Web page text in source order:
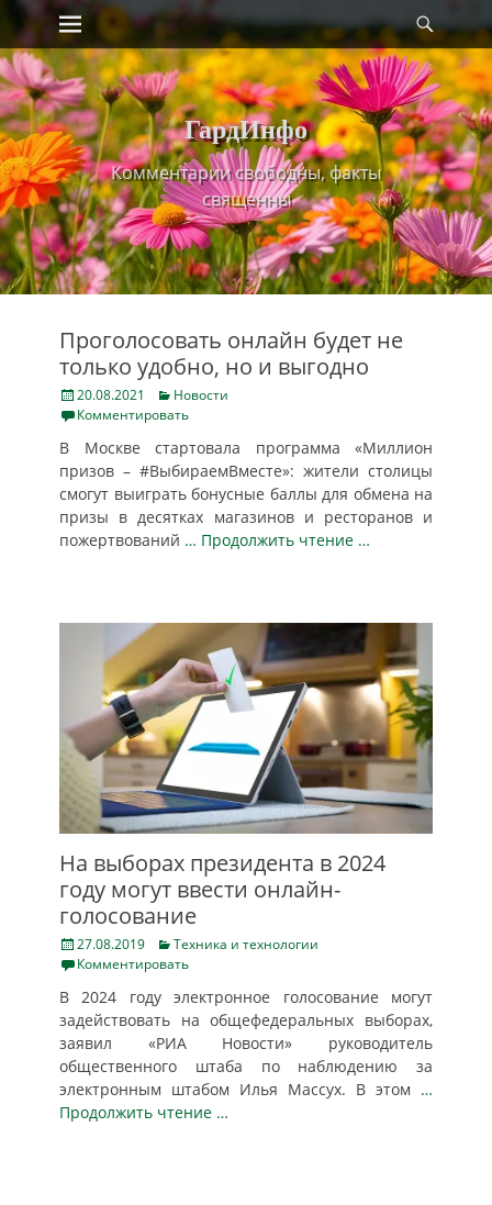
Skip
content
Primary Menu
ГардИнфо
Комментарии свободны, факты
священны
Проголосовать онлайн будет не
только удобно, но и выгодно
Posted
on
20.08.2021 Categories
Новости
Комментировать
В Москве стартовала программа «Миллион
призов – #ВыбираемВместе»: жители столицы
смогут выиграть бонусные баллы для обмена на
призы в десятках магазинов и ресторанов и
пожертвований … Продолжить чтение …
На выборах президента в 2024
году могут ввести онлайн-
голосование
Posted
on
27.08.2019 Categories
Техника и технологии
Комментировать
В 2024 году электронное голосование могут
задействовать на общефедеральных выборах,
заявил «РИА Новости» руководитель
общественного штаба по наблюдению за
электронным штабом Илья Массух. В этом …
Продолжить чтение …